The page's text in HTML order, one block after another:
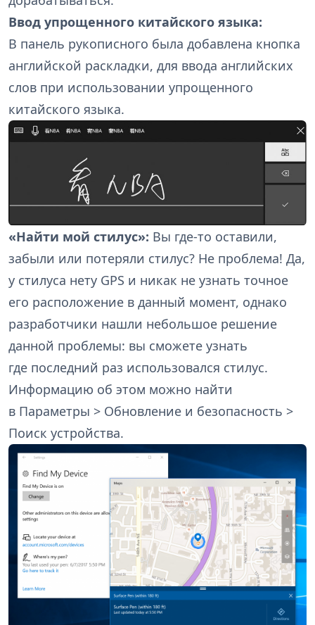
Ввод упрощенного китайского языка:
В панель рукописного была добавлена кнопка
английской раскладки, для ввода английских
слов при использовании упрощенного
китайского языка.
«Найти мой стилус»: Вы где-то оставили,
забыли или потеряли стилус? Не проблема! Да,
у стилуса нету GPS и никак не узнать точное
его расположение в данный момент, однако
разработчики нашли небольшое решение
данной проблемы: вы сможете узнать
где последний раз использовался стилус.
Информацию об этом можно найти
в Параметры > Обновление и безопасность >
Поиск устройства.